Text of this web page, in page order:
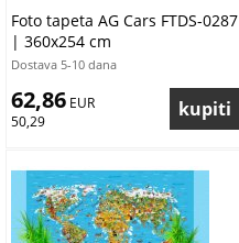
Foto tapeta AG Cars FTDS-0287
| 360x254 cm
Dostava 5-10 dana
62,86 EUR
50,29